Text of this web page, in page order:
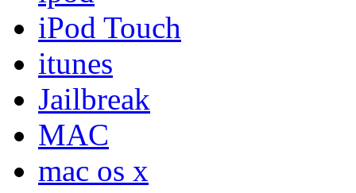
iPod Touch
itunes
Jailbreak
MAC
mac os x